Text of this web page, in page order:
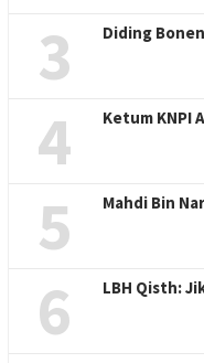
3 Diding
4 Ketum KNPI
5 Mahdi Bin
6 LBH Qisth: